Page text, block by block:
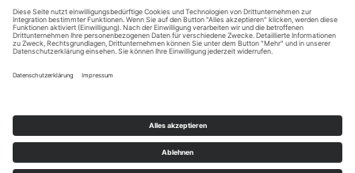
Datenschutzerkläerung
Allgemeine Geschäftsbedingungen
Cookie-Einstellungen
DIE NR.1 FÜR FOODTRUCKS &